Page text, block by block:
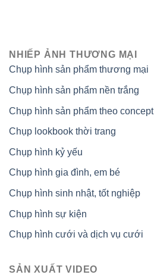
NHIẾP ẢNH THƯƠNG MẠI
Chụp hình sản phẩm thương mại
Chụp hình sản phẩm nền trắng
Chụp hình sản phẩm theo concept
Chụp lookbook thời trang
Chụp hình kỷ yếu
Chụp hình gia đình, em bé
Chụp hình sinh nhật, tốt nghiệp
Chụp hình sự kiện
Chụp hình cưới và dịch vụ cưới
SẢN XUẤT VIDEO